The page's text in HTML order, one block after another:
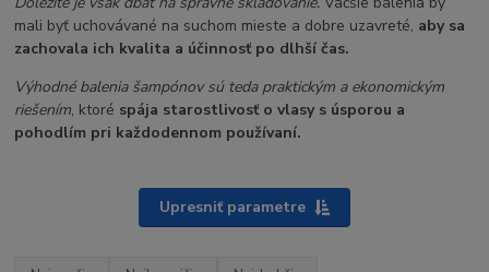
mali byť uchovávané na suchom mieste a dobre uzavreté, aby sa
zachovala ich kvalita a účinnosť po dlhší čas.
Výhodné balenia šampónov sú teda praktickým a ekonomickým
riešením, ktoré spája starostlivosť o vlasy s úsporou a
pohodlím pri každodennom používaní.
Upresniť parametre